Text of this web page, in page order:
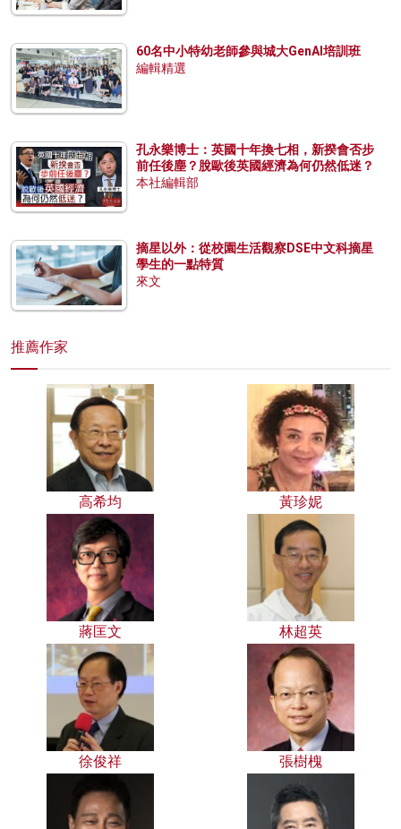
60名中小特幼老師參與城大GenAI培訓班
編輯精選
孔永樂博士：英國十年換七相，新揆會否步
前任後塵？脫歐後英國經濟為何仍然低迷？
本社編輯部
摘星以外：從校園生活觀察DSE中文科摘星
學生的一點特質
來文
推薦作家
高希均 黃珍妮
蔣匡文 林超英
徐俊祥 張樹槐